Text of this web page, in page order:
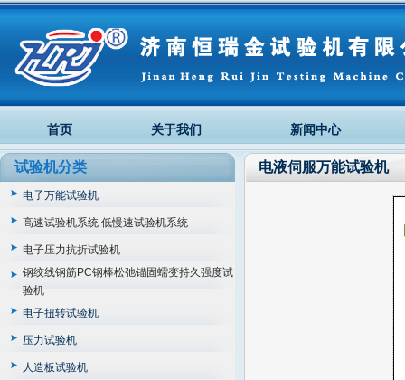
首页 关于我们 新闻中心
试验机分类
电子万能试验机
高速试验机系统 低慢速试验机系统
电子压力抗折试验机
钢绞线钢筋PC钢棒松弛锚固蠕变持久强度试
验机
电子扭转试验机
压力试验机
人造板试验机
电液伺服万能试验机